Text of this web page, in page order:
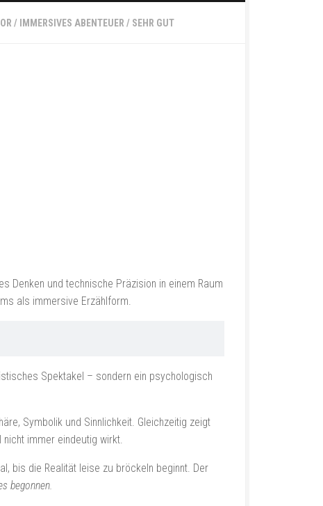
/ IMMERSIVES ABENTEUER / SEHR GUT
Denken und technische Präzision in einem Raum
als immersive Erzählform.
Spektakel – sondern ein psychologisch
Symbolik und Sinnlichkeit. Gleichzeitig zeigt
immer eindeutig wirkt.
bis die Realität leise zu bröckeln beginnt. Der
begonnen.